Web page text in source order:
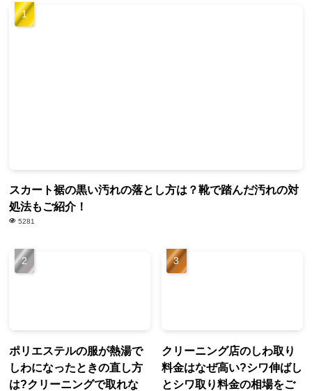
スカート裾の黒い汚れの落とし方は？靴で踏んだ汚れの対
処法もご紹介！
5281
ポリエステルの服が熱湯で
しわになったときの直し方
は?クリーニングで取れな
クリーニング店のしわ取り
料金はなぜ高い?シワ伸ばし
とシワ取り料金の相場をご